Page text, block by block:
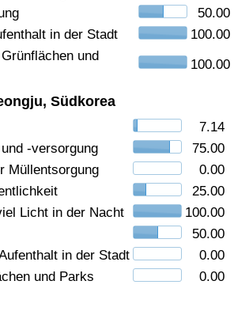
50.00
in der Stadt
100.00
und
100.00
Südkorea
7.14
-versorgung
75.00
Müllentsorgung
0.00
25.00
Licht in der Nacht
100.00
50.00
in der Stadt
0.00
und Parks
0.00
Index (aktuell)
Index
Index nach Land
Index (aktuell)
Index nach Land